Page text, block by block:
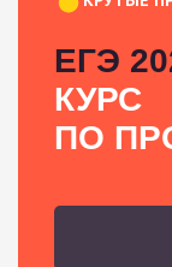
ЕГЭ
КУРС
ПО